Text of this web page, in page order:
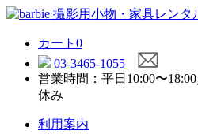
カート 0
03-3465-1055
営業時間：平日10:00〜
休み
利用案内